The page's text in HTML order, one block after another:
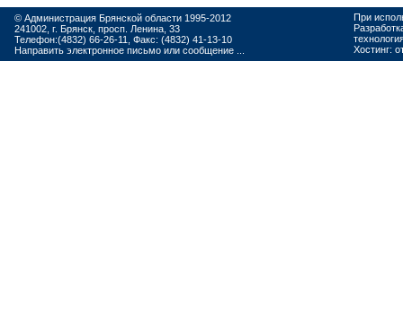
© Администрация Брянской области 1995-2012
241002, г. Брянск, просп. Ленина, 33
Телефон:(4832) 66-26-11, Факс: (4832) 41-13-10
Направить электронное письмо или сообщение ...
При
Хостинг: